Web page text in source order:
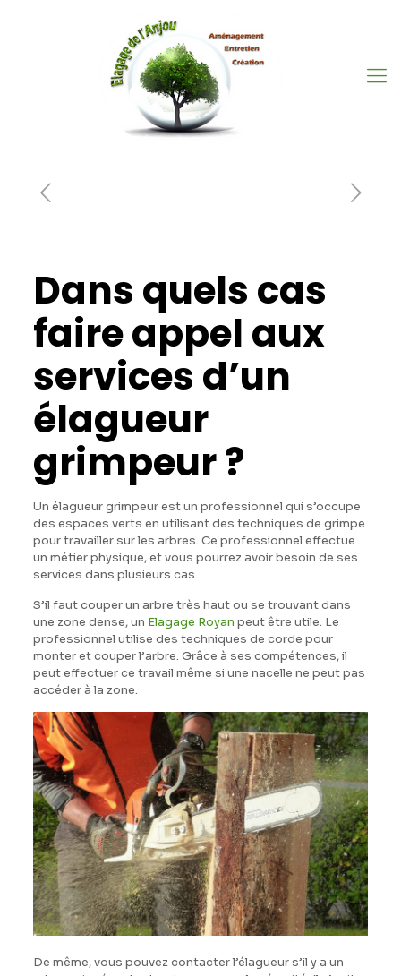
Dans quels cas
faire appel aux
services d’un
élagueur
grimpeur ?
Un élagueur grimpeur est un professionnel qui s’occupe
des espaces verts en utilisant des techniques de grimpe
pour travailler sur les arbres. Ce professionnel effectue
un métier physique, et vous pourrez avoir besoin de ses
services dans plusieurs cas.
S’il faut couper un arbre très haut ou se trouvant dans
une zone dense, un Elagage Royan peut être utile. Le
professionnel utilise des techniques de corde pour
monter et couper l’arbre. Grâce à ses compétences, il
peut effectuer ce travail même si une nacelle ne peut pas
accéder à la zone.
De même, vous pouvez contacter l’élagueur s’il y a un